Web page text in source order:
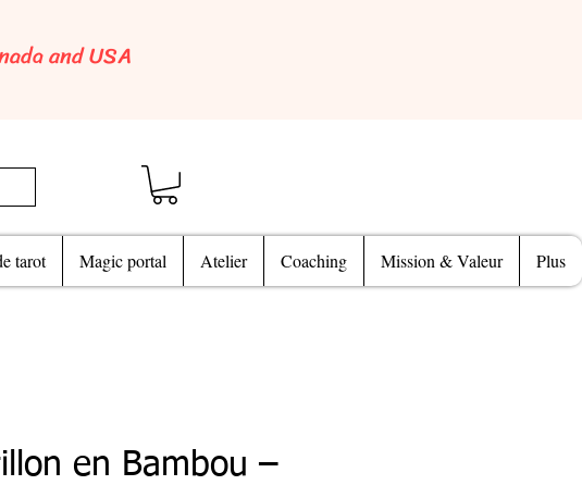
and USA
tarot Magic portal Atelier Coaching Mission & Valeur Plus
en Bambou –